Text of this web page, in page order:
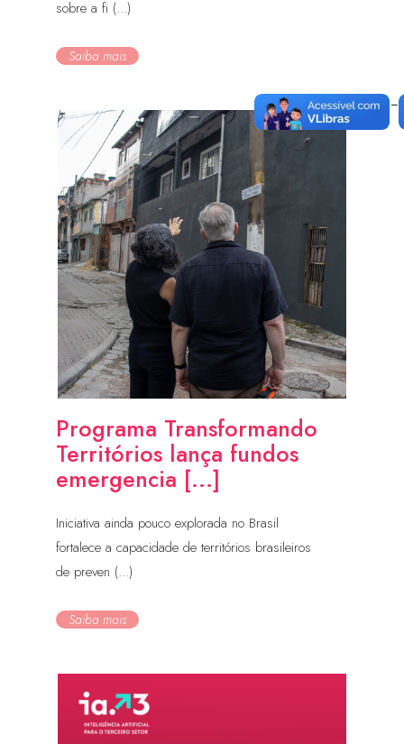
sobre a fi (...)
Saiba mais
Programa Transformando
Territórios lança fundos
emergencia [...]
Iniciativa ainda pouco explorada no Brasil
fortalece a capacidade de territórios brasileiros
de preven (...)
Saiba mais